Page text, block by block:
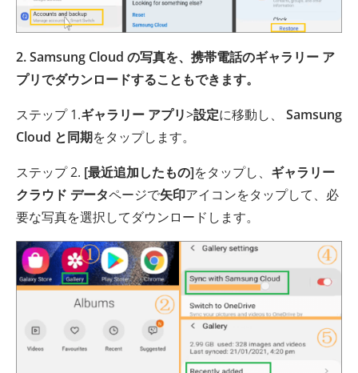
2. Samsung Cloud の写真を、携帯電話のギャラリー ア
プリでダウンロードすることもできます。
ステップ 1.ギャラリー アプリ>設定に移動し、 Samsung
Cloud と同期をタップします。
ステップ 2. [最近追加したもの]をタップし、 ギャラリー
クラウド データページで矢印アイコンをタップして、必
要な写真を選択してダウンロードします。